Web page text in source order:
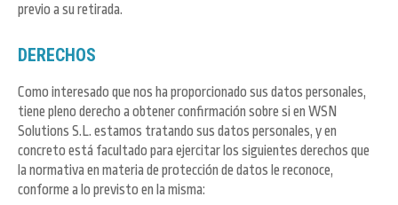
previo a su retirada.
DERECHOS
Como interesado que nos ha proporcionado sus datos personales,
tiene pleno derecho a obtener confirmación sobre si en WSN
Solutions S.L. estamos tratando sus datos personales, y en
concreto está facultado para ejercitar los siguientes derechos que
la normativa en materia de protección de datos le reconoce,
conforme a lo previsto en la misma: